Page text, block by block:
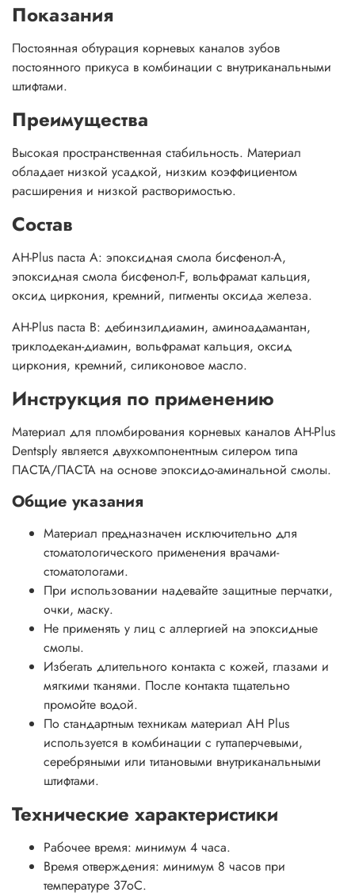
Показания
Постоянная обтурация корневых каналов зубов
постоянного прикуса в комбинации с внутриканальными
штифтами.
Преимущества
Высокая пространственная стабильность. Материал
обладает низкой усадкой, низким коэффициентом
расширения и низкой растворимостью.
Состав
AH-Plus паста A: эпоксидная смола бисфенол-А,
эпоксидная смола бисфенол-F, вольфрамат кальция,
оксид циркония, кремний, пигменты оксида железа.
AH-Plus паста B: дебинзилдиамин, аминоадамантан,
триклодекан-диамин, вольфрамат кальция, оксид
циркония, кремний, силиконовое масло.
Инструкция по применению
Материал для пломбирования корневых каналов AH-Plus
Dentsply является двухкомпонентным силером типа
ПАСТА/ПАСТА на основе эпоксидо-аминальной смолы.
Общие указания
Материал предназначен исключительно для
стоматологического применения врачами-
стоматологами.
При использовании надевайте защитные перчатки,
очки, маску.
Не применять у лиц с аллергией на эпоксидные
смолы.
Избегать длительного контакта с кожей, глазами и
мягкими тканями. После контакта тщательно
промойте водой.
По стандартным техникам материал AH Plus
используется в комбинации с гуттаперчевыми,
серебряными или титановыми внутриканальными
штифтами.
Технические характеристики
Рабочее время: минимум 4 часа.
Время отверждения: минимум 8 часов при
температуре 37оС.